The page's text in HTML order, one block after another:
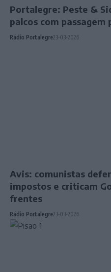
Portalegre: Peste &
palcos com passagem
Rádio Portalegre23-03-2026
Avis: comunistas
impostos e criticam
frentes
Rádio Portalegre23-03-2026